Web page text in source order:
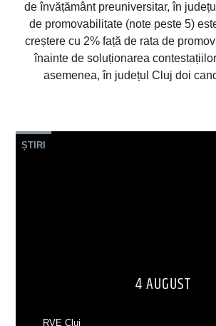
de învățământ preuniversitar, în
de promovabilitate (note peste 5)
creștere cu 2% față de rata de
înainte de soluționarea
asemenea, în județul Cluj doi
ȘTIRI
4 AUGUST
RVE Cluj